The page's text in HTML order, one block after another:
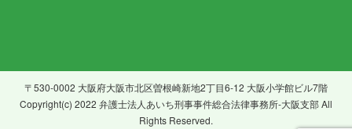
〒530-0002 大阪府大阪市北区曽根崎新地2丁目6-12 大阪小学館ビル7階
Copyright(c) 2022 弁護士法人あいち刑事事件総合法律事務所-大阪支部 All
Rights Reserved.